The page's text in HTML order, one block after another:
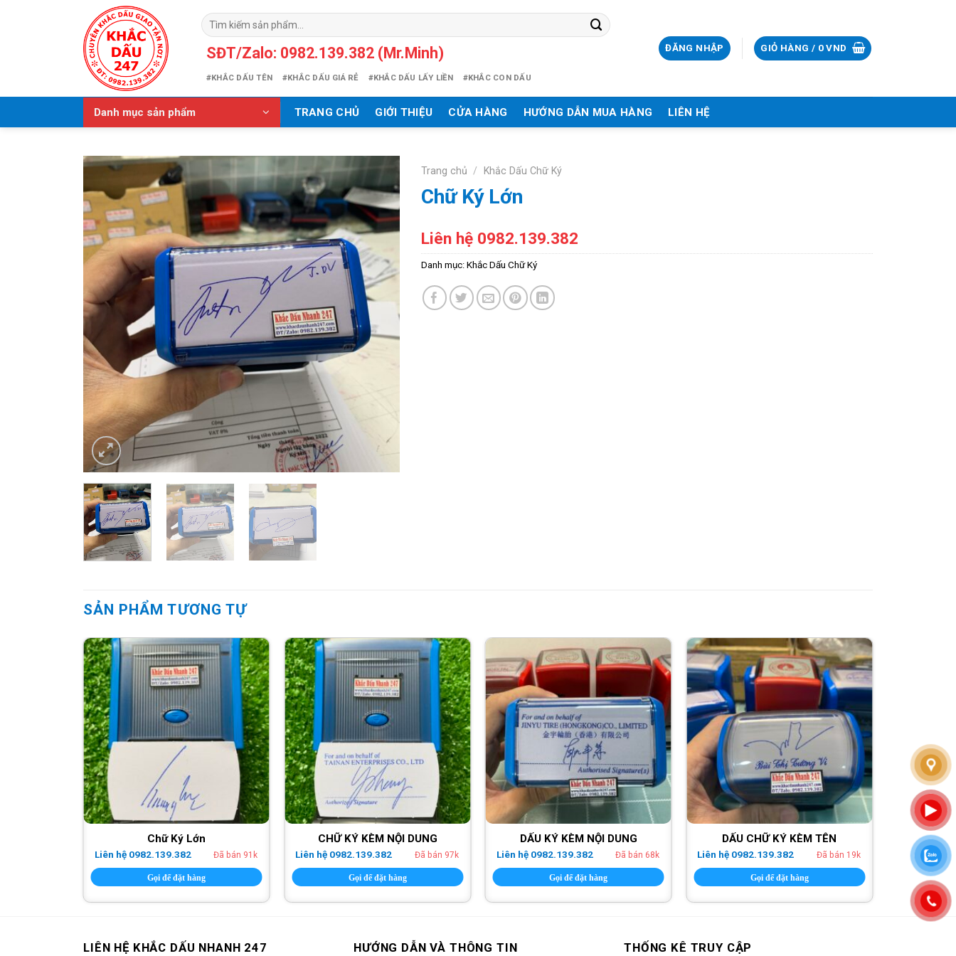
Tìm
kiếm:
SĐT/Zalo: 0982.139.382 (Mr.Minh)
#KHẮC DẤU TÊN #KHẮC DẤU GIÁ RẺ #KHẮC DẤU LẤY LIỀN #KHẮC CON DẤU
ĐĂNG NHẬP GIỎ HÀNG / 0VND
Danh mục sản phẩm TRANG CHỦ GIỚI THIỆU CỬA HÀNG HƯỚNG DẪN MUA HÀNG LIÊN HỆ
Trang chủ / Khắc Dấu Chữ Ký
Chữ Ký Lớn
Liên hệ 0982.139.382
Danh mục: Khắc Dấu Chữ Ký
SẢN PHẨM TƯƠNG TỰ
Chữ Ký Lớn
Liên hệ 0982.139.382 Đã bán 91k
Gọi để đặt hàng
CHỮ KÝ KÈM NỘI DUNG
Liên hệ 0982.139.382 Đã bán 97k
Gọi để đặt hàng
DẤU KÝ KÈM NỘI DUNG
Liên hệ 0982.139.382 Đã bán 68k
Gọi để đặt hàng
DẤU CHỮ KÝ KÈM TÊN
Liên hệ 0982.139.382 Đã bán 19k
Gọi để đặt hàng
LIÊN HỆ KHẮC DẤU NHANH 247 HƯỚNG DẪN VÀ THÔNG TIN THỐNG KÊ TRUY CẬP